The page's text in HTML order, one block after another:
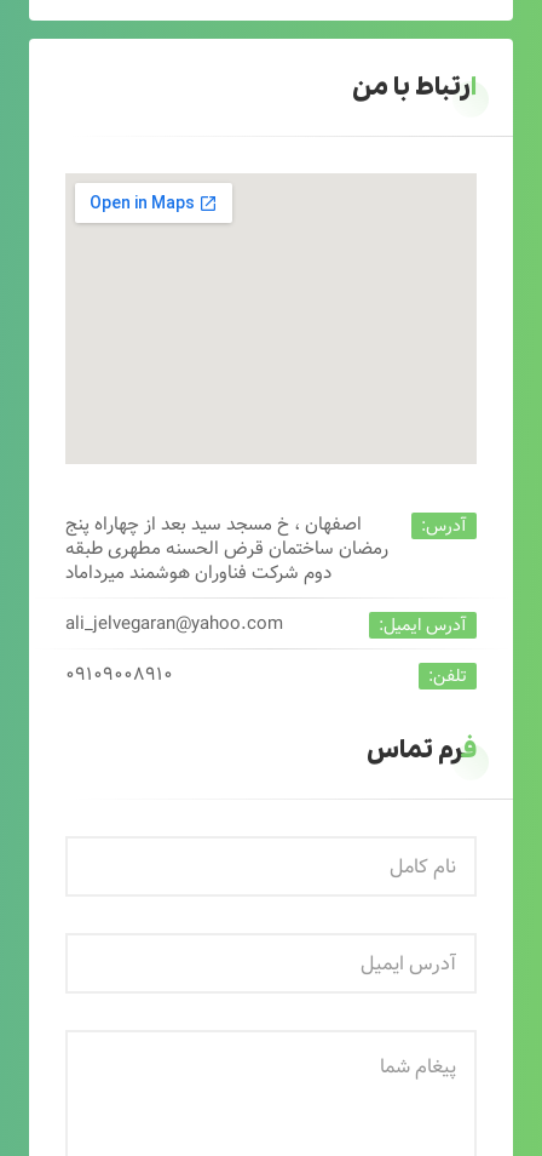
ارتباط با من
آدرس:
اصفهان ، خ مسجد سید بعد از چهاراه پنج
رمضان ساختمان قرض الحسنه مطهری طبقه
دوم شرکت فناوران هوشمند میرداماد
آدرس ایمیل: ali_jelvegaran@yahoo.com
تلفن: ۰۹۱۰۹۰۰۸۹۱۰
فرم تماس